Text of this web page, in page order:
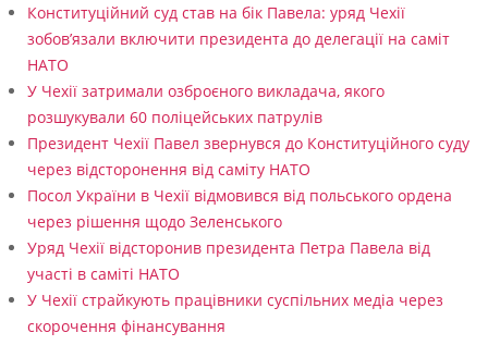
Конституційний суд став на бік Павела: уряд Чехії
зобов’язали включити президента до делегації на саміт
НАТО
У Чехії затримали озброєного викладача, якого
розшукували 60 поліцейських патрулів
Президент Чехії Павел звернувся до Конституційного суду
через відсторонення від саміту НАТО
Посол України в Чехії відмовився від польського ордена
через рішення щодо Зеленського
Уряд Чехії відсторонив президента Петра Павела від
участі в саміті НАТО
У Чехії страйкують працівники суспільних медіа через
скорочення фінансування